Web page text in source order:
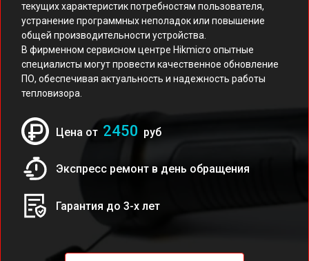
текущих характеристик потребностям пользователя,
устранение программных неполадок или повышение
общей производительности устройства.
В фирменном сервисном центре Hikmicro опытные
специалисты могут провести качественное обновление
ПО, обеспечивая актуальность и надежность работы
тепловизора.
Цена от 2450 руб
Экспресс ремонт в день обращения
Гарантия до 3-х лет